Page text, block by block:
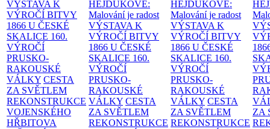
VÝSTAVA K
VÝROČÍ BITVY
1866 U ČESKÉ
SKALICE 160.
VÝROČÍ
PRUSKO-
RAKOUSKÉ
VÁLKY CESTA
ZA SVĚTLEM
REKONSTRUKCE
VOJENSKÉHO
HŘBITOVA
HEJDUKOVÉ:
Malování je radost
VÝSTAVA K
VÝROČÍ BITVY
1866 U ČESKÉ
SKALICE 160.
VÝROČÍ
PRUSKO-
RAKOUSKÉ
VÁLKY CESTA
ZA SVĚTLEM
REKONSTRUKCE
HEJDUKOVÉ:
Malování je radost
VÝSTAVA K
VÝROČÍ BITVY
1866 U ČESKÉ
SKALICE 160.
VÝROČÍ
PRUSKO-
RAKOUSKÉ
VÁLKY CESTA
ZA SVĚTLEM
REKONSTRUKCE
ZA